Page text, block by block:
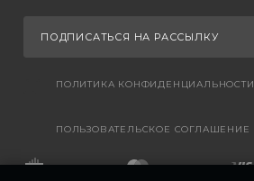
ПОДПИСАТЬСЯ НА РАССЫЛКУ
ПОЛИТИКА КОНФИДЕНЦИАЛЬНОСТИ
ПОЛЬЗОВАТЕЛЬСКОЕ СОГЛАШЕНИЕ